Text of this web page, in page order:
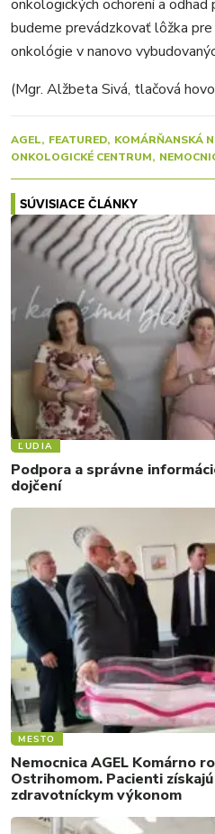
onkologických ochorení a
budeme prevádzkovať lôžka
onkológie v nanovo
(Mgr. Alžbeta Sivá, tlačová
AGEL FEATURED KOMÁRŇANSKÁ
ONKOLOGICKÉ CENTRUM
SÚVISIACE ČLÁNKY
ĽUDIA
Podpora a správne
dojčení
MESTO
Nemocnica AGEL Komárno
Ostrihomom. Pacienti
zdravotníckym výkonom